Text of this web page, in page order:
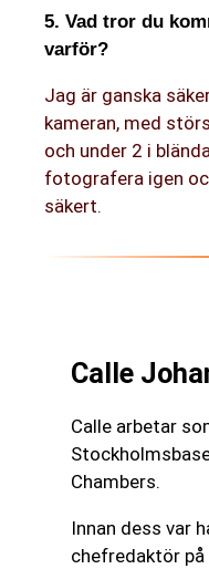
5. Vad tror du
varför?
Jag är ganska
kameran, med
och under 2 i
fotografera igen
säkert.
Calle
Calle arbetar
Chambers.
Innan dess var
chefredaktör